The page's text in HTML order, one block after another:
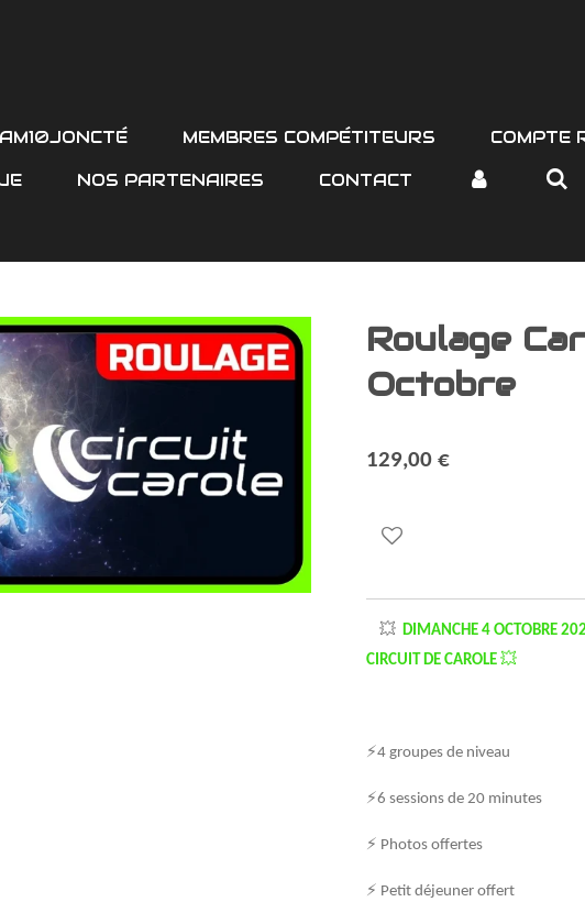
MEMBRES COMPÉTITEURS COMPTE
NOS PARTENAIRES CONTACT
Roulage
Octobre
129,00 €
💥 DIMANCHE 4 OCTOBRE
CIRCUIT DE CAROLE 💥
⚡4 groupes de niveau
⚡6 sessions de 20 minutes
⚡ Photos offertes
⚡ Petit déjeuner offert